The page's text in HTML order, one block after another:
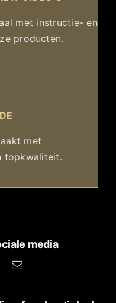
met instructie- en
producten.
met
topkwaliteit.
media